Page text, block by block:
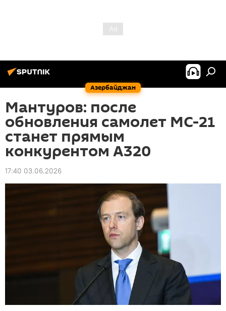
Азербайджан
Мантуров: после
обновления самолет МС-21
станет прямым
конкурентом А320
17:40 03.06.2026